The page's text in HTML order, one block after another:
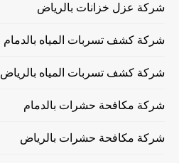
شركة عزل خزانات بالرياض
شركة كشف تسربات المياه بالدمام
شركة كشف تسربات المياه بالرياض
شركة مكافحة حشرات بالدمام
شركة مكافحة حشرات بالرياض